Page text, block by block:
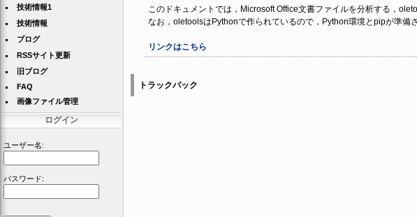
技術情報1
技術情報
ブログ
RSSサイト更新
旧ブログ
FAQ
画像ファイル管理
ログイン
ユーザー名:
パスワード:
このドキュメントでは，Microsoft Office文書ファイルを分析する，
なお，oletoolsはPythonで作られているので，Python環境とpipが準備
リンクはこちら
トラックバック